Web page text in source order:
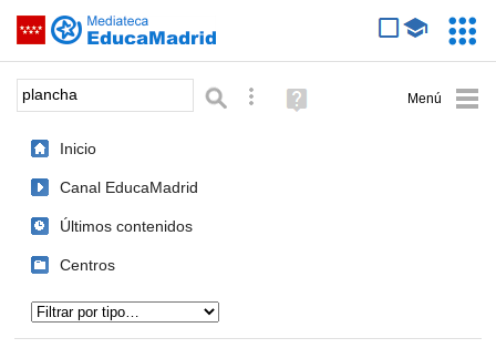
Saltar navegación
Palabra o frase: Búsqueda avanzada
Ayuda
(en
Inicio
Canal EducaMadrid
Últimos contenidos
Centros